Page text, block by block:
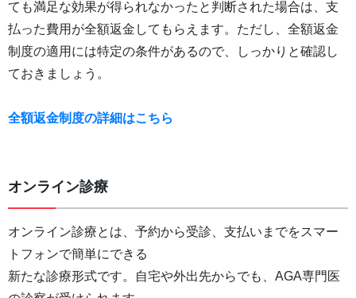
ても満足な効果が得られなかったと判断された場合は、支
払った費用が全額返金してもらえます。ただし、全額返金
制度の適用には特定の条件があるので、しっかりと確認し
ておきましょう。
全額返金制度の詳細はこちら
オンライン診療
オンライン診療とは、予約から受診、支払いまでをスマー
トフォンで簡単にできる
新たな診療形式です。自宅や外出先からでも、AGA専門医